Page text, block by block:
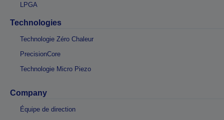
LPGA
Technologies
Technologie Zéro Chaleur
PrecisionCore
Technologie Micro Piezo
Company
Équipe de direction